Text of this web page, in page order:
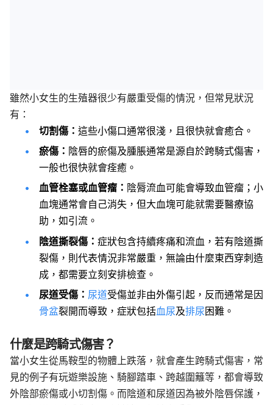
雖然小女生的生殖器很少有嚴重受傷的情況，但常見狀況
有：
切割傷： 這些小傷口通常很淺，且很快就會癒合。
瘀傷： 陰唇的瘀傷及腫脹通常是源自於跨騎式傷害，
一般也很快就會痊癒。
血管栓塞或血管瘤： 陰脣流血可能會導致血管瘤；小
血塊通常會自己消失，但大血塊可能就需要醫療協
助，如引流。
陰道撕裂傷： 症狀包含持續疼痛和流血，若有陰道撕
裂傷，則代表情況非常嚴重，無論由什麼東西穿刺造
成，都需要立刻安排檢查。
尿道受傷： 尿道受傷並非由外傷引起，反而通常是因
骨盆裂開而導致，症狀包括血尿及排尿困難。
什麼是跨騎式傷害？
當小女生從馬鞍型的物體上跌落，就會產生跨騎式傷害，常
見的例子有玩遊樂設施、騎腳踏車、跨越圍籬等，都會導致
外陰部瘀傷或小切割傷。而陰道和尿道因為被外陰唇保護，